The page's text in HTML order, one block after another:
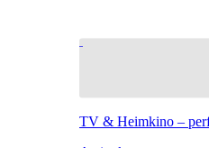
TV & Heimkino –